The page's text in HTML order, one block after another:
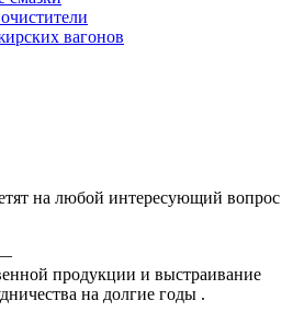
вагонов
на любой интересующий вопрос
продукции и выстраивание
на долгие годы .